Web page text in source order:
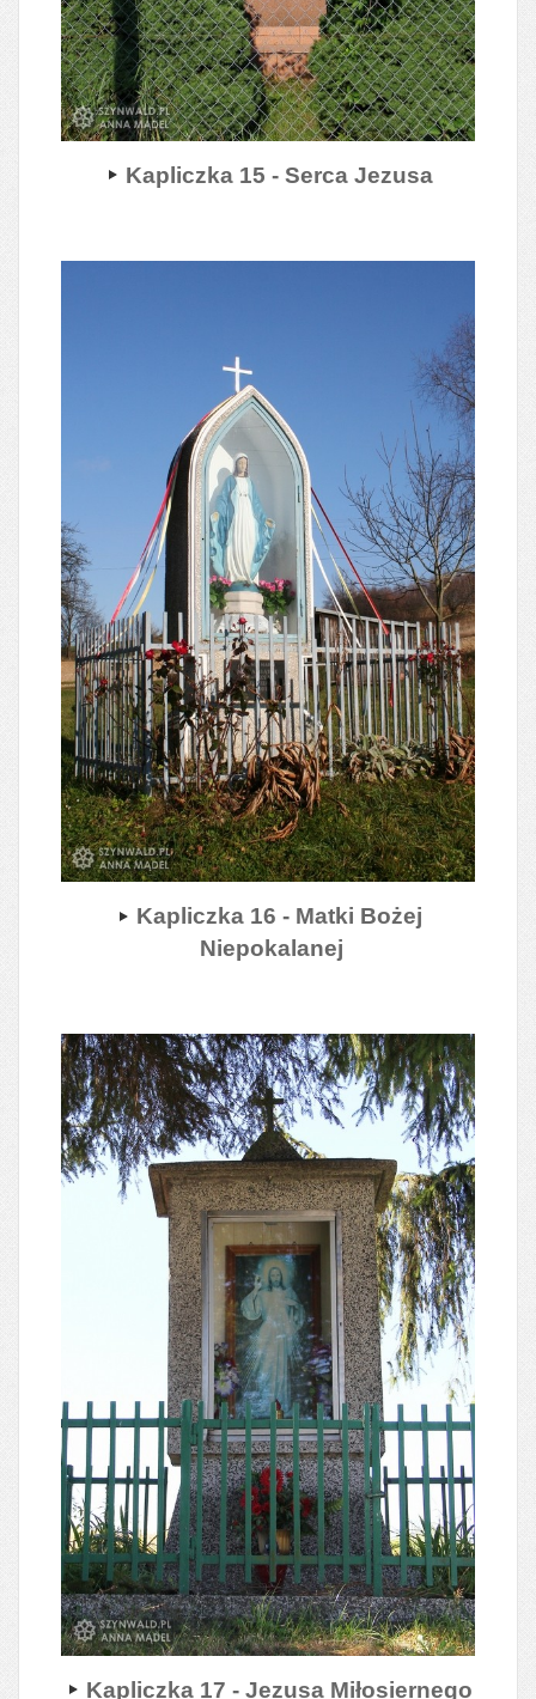
Kapliczka 15 - Serca Jezusa
Kapliczka 16 - Matki Bożej
Niepokalanej
Kapliczka 17 - Jezusa Miłosiernego